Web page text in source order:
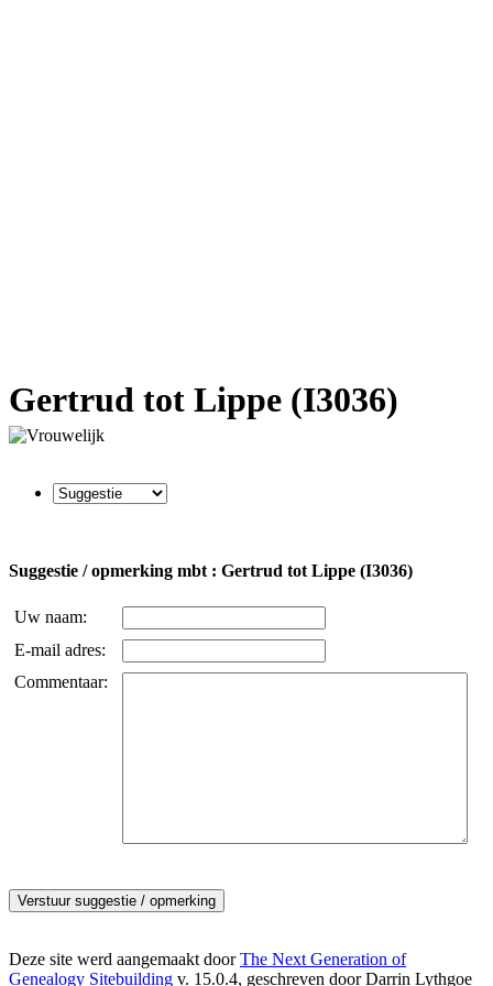
Gertrud tot Lippe (I3036)
Suggestie / opmerking mbt : Gertrud tot Lippe (I3036)
Uw naam:
E-mail adres:
Commentaar:
Deze site werd aangemaakt doorThe Next Generation of
Genealogy Sitebuilding v. 15.0.4, geschreven door Darrin Lythgoe